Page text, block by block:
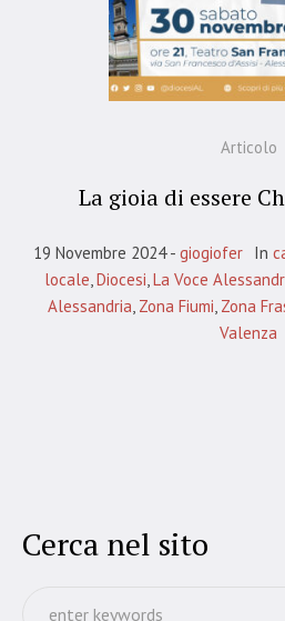
Articolo
La gioia di essere
19 Novembre 2024 giogiofer In
locale Diocesi La Voce
Alessandria Zona Fiumi Zona
Valenza
Cerca nel sito